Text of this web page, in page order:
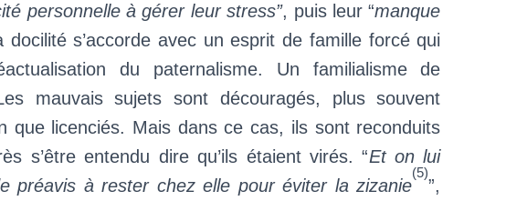
personnelle à gérer leur stress”, puis leur “manque
docilité s’accorde avec un esprit de famille forcé qui
du paternalisme. Un familialisme de
mauvais sujets sont découragés, plus souvent
que licenciés. Mais dans ce cas, ils sont reconduits
s’être entendu dire qu’ils étaient virés. “Et on lui
préavis à rester chez elle pour éviter la zizanie
(5)
”,